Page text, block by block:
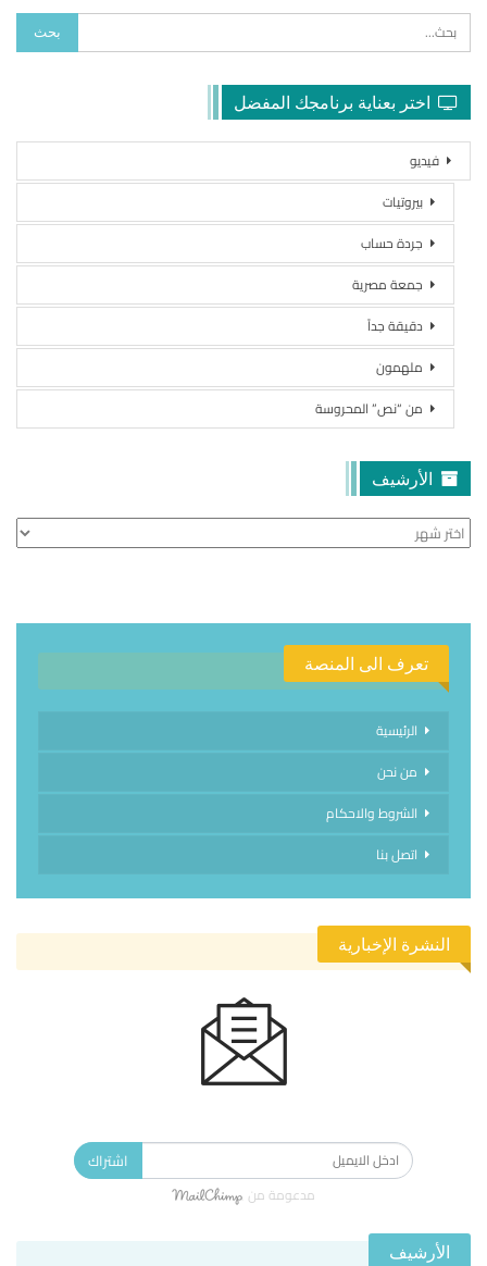
اختر بعناية برنامجك المفضل
فيديو
بيروتيات
جردة حساب
جمعة مصرية
دقيقة جداً
ملهمون
من “نص” المحروسة
الأرشيف
الأرشيف
تعرف الى المنصة
الرئيسية
من نحن
الشروط والاحكام
اتصل بنا
النشرة الإخبارية
اشتراك
مدعومة من
الأرشيف